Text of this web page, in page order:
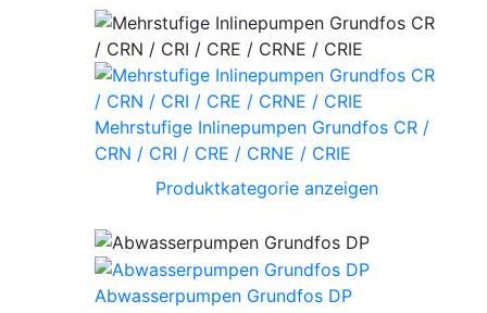
Mehrstufige Inlinepumpen Grundfos CR /
CRN / CRI / CRE / CRNE / CRIE
Produktkategorie anzeigen
Abwasserpumpen Grundfos DP